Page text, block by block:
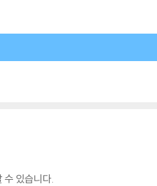
수 있습니다.